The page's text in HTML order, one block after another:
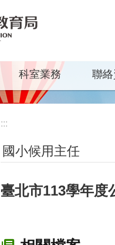
科室業務 聯
:::
國小候用主任
臺北市113學年度